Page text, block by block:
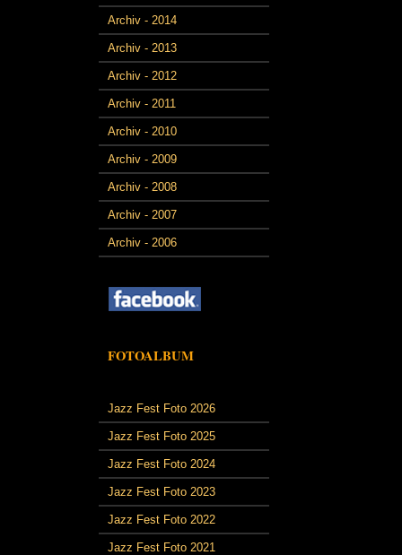
Archiv - 2014
Archiv - 2013
Archiv - 2012
Archiv - 2011
Archiv - 2010
Archiv - 2009
Archiv - 2008
Archiv - 2007
Archiv - 2006
FOTOALBUM
Jazz Fest Foto 2026
Jazz Fest Foto 2025
Jazz Fest Foto 2024
Jazz Fest Foto 2023
Jazz Fest Foto 2022
Jazz Fest Foto 2021